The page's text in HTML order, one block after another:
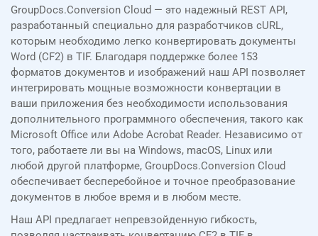
GroupDocs.Conversion Cloud — это надежный REST API,
разработанный специально для разработчиков cURL,
которым необходимо легко конвертировать документы
Word (CF2) в TIF. Благодаря поддержке более 153
форматов документов и изображений наш API позволяет
интегрировать мощные возможности конвертации в
ваши приложения без необходимости использования
дополнительного программного обеспечения, такого как
Microsoft Office или Adobe Acrobat Reader. Независимо от
того, работаете ли вы на Windows, macOS, Linux или
любой другой платформе, GroupDocs.Conversion Cloud
обеспечивает бесперебойное и точное преобразование
документов в любое время и в любом месте.
Наш API предлагает непревзойденную гибкость,